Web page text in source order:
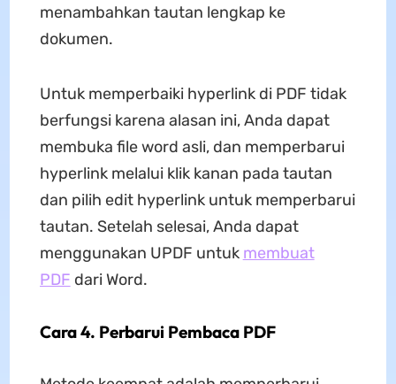
menambahkan tautan lengkap ke
dokumen.
Untuk memperbaiki hyperlink di PDF tidak
berfungsi karena alasan ini, Anda dapat
membuka file word asli, dan memperbarui
hyperlink melalui klik kanan pada tautan
dan pilih edit hyperlink untuk memperbarui
tautan. Setelah selesai, Anda dapat
menggunakan UPDF untuk membuat
PDF dari Word.
Cara 4. Perbarui Pembaca PDF